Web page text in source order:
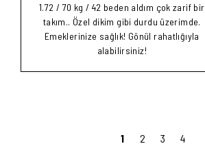
1.72 / 70 kg / 42 beden aldım çok zarif bir
takım.. Özel dikim gibi durdu üzerimde.
Emeklerinize sağlık! Gönül rahatlığıyla
alabilirsiniz!
1 2 3 4